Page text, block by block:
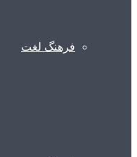
فرهنگ لغت